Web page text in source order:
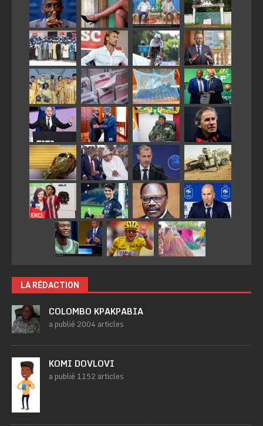
LA RÉDACTION
COLOMBO KPAKPABIA
a publié 2004 articles
KOMI DOVLOVI
a publié 1152 articles